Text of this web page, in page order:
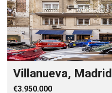
Villanueva, Madrid
€3.950.000